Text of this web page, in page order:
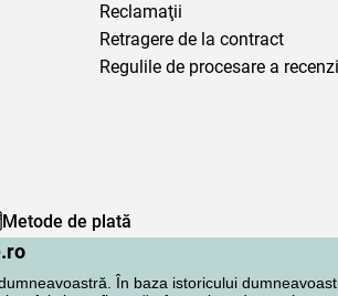
În baza istoricului
Reclamaţii
Retragere de la contract
Regulile de procesare a
Metode de plată